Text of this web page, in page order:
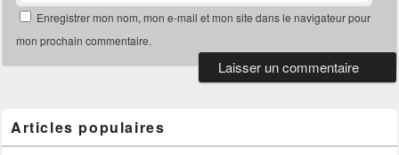
Enregistrer mon nom, mon e-mail et mon site dans le navigateur pour
mon prochain commentaire.
Articles populaires